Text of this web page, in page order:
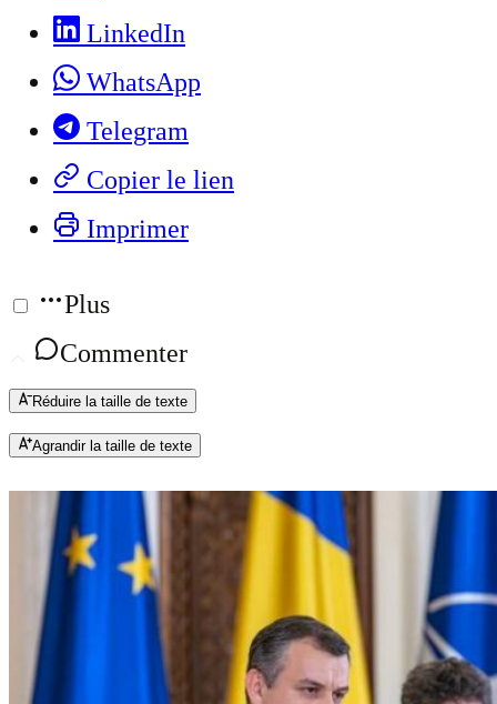
LinkedIn
WhatsApp
Telegram
Copier le lien
Imprimer
Plus
Commenter
Réduire la taille de texte
Agrandir la taille de texte